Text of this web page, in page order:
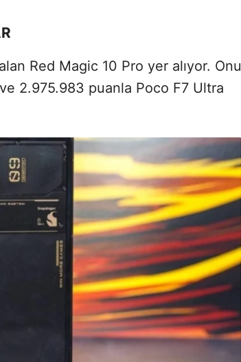
Red Magic 10 Pro yer alıyor. Onu
2.975.983 puanla Poco F7 Ultra